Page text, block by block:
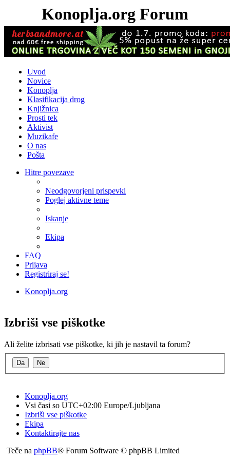
Konoplja.org Forum
Uvod
Novice
Konoplja
Klasifikacija drog
Knjižnica
Prosti tek
Aktivist
Muzikafe
O nas
Pošta
Hitre povezave
Neodgovorjeni prispevki
Poglej aktivne teme
Iskanje
Ekipa
FAQ
Prijava
Registriraj se!
Konoplja.org
Izbriši vse piškotke
Ali želite izbrisati vse piškotke, ki jih je nastavil ta forum?
Konoplja.org
Vsi časi so UTC+02:00 Europe/Ljubljana
Izbriši vse piškotke
Ekipa
Kontaktirajte nas
Teče na phpBB® Forum Software © phpBB Limited